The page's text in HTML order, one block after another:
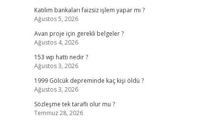
Katılım bankaları faizsiz işlem yapar mı ?
Ağustos 5, 2026
Avan proje için gerekli belgeler ?
Ağustos 4, 2026
153 wp hattı nedir ?
Ağustos 3, 2026
1999 Gölcük depreminde kaç kişi öldü ?
Ağustos 3, 2026
Sözleşme tek taraflı olur mu ?
Temmuz 28, 2026